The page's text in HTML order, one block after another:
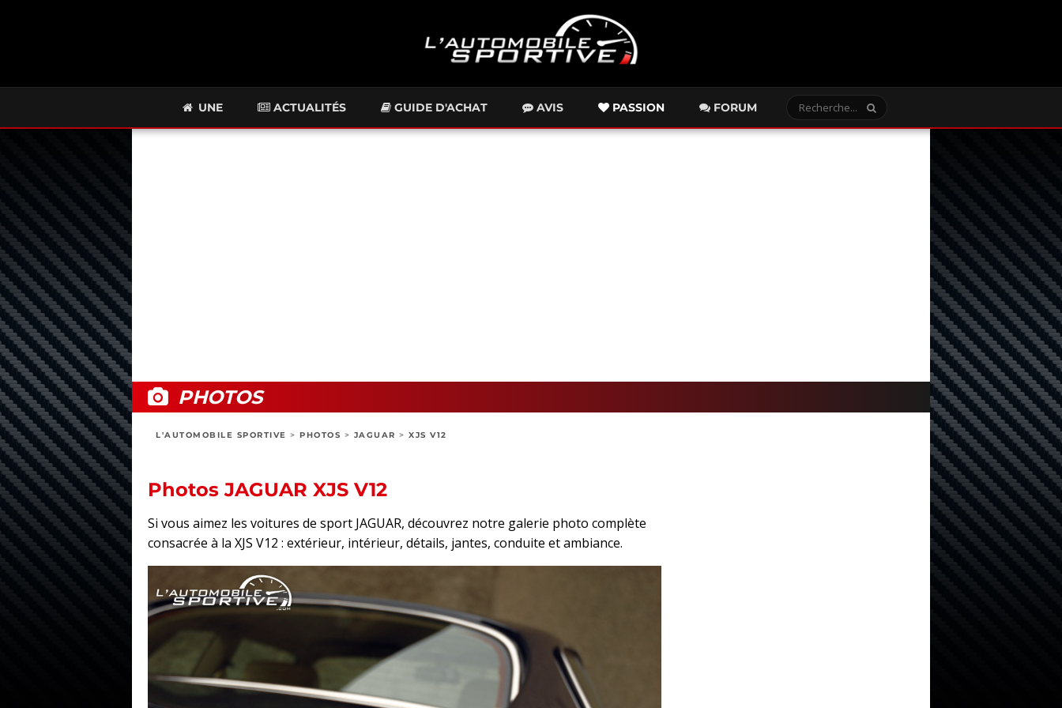
UNE ACTUALITÉS GUIDE D'ACHAT AVIS PASSION FORUM
PHOTOS
L'AUTOMOBILE SPORTIVE > PHOTOS > JAGUAR > XJS V12
Photos JAGUAR XJS V12
Si vous aimez les voitures de sport JAGUAR, découvrez notre galerie photo complète
consacrée à la XJS V12 : extérieur, intérieur, détails, jantes, conduite et ambiance.